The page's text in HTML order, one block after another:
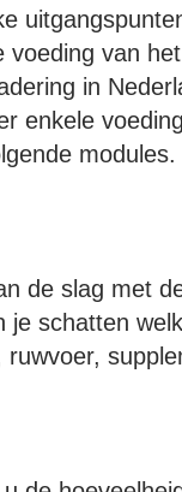
voeding van
in
enkele
modules.
de slag met
je schatten